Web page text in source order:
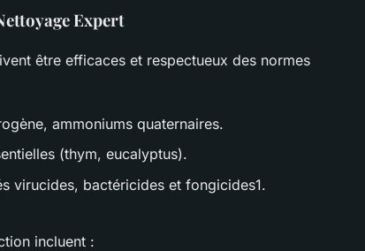
Expert
être efficaces et respectueux des normes
ammoniums quaternaires.
(thym, eucalyptus).
virucides, bactéricides et fongicides1.
incluent :